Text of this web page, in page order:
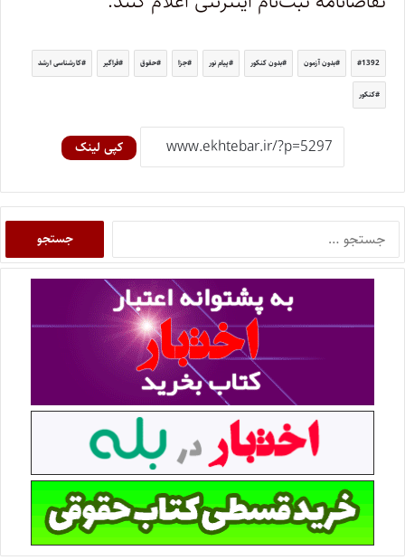
1392 بدون آزمون بدون کنکور پیام نور جزا حقوق فراگیر کارشناسی ارشد
کنکور
کپی لینک